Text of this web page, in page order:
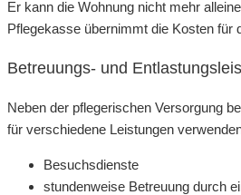
Er kann die Wohnung nicht mehr
Pflegekasse übernimmt die Kosten für
Betreuungs- und
Neben der pflegerischen Versorgung
für verschiedene Leistungen
Besuchsdienste
stundenweise Betreuung durch